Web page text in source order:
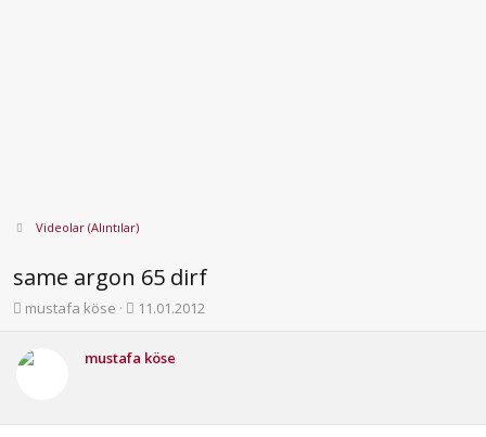
Videolar (Alıntılar)
same argon 65 dirf
K
b
u
mustafa köse
B
l
g
11.01.2012
mustafa köse